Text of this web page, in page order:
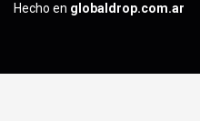
Hecho en globaldrop.com.ar